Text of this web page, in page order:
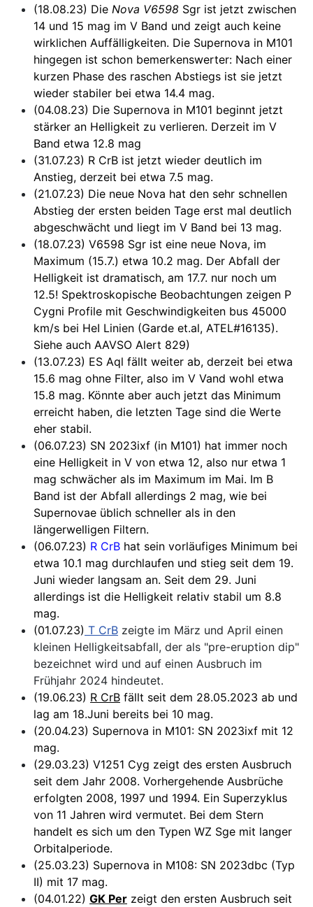
(18.08.23) Die Nova V6598 Sgr ist jetzt zwischen
14 und 15 mag im V Band und zeigt auch keine
wirklichen Auffälligkeiten. Die Supernova in M101
hingegen ist schon bemerkenswerter: Nach einer
kurzen Phase des raschen Abstiegs ist sie jetzt
wieder stabiler bei etwa 14.4 mag.
(04.08.23) Die Supernova in M101 beginnt jetzt
stärker an Helligkeit zu verlieren. Derzeit im V
Band etwa 12.8 mag
(31.07.23) R CrB ist jetzt wieder deutlich im
Anstieg, derzeit bei etwa 7.5 mag.
(21.07.23) Die neue Nova hat den sehr schnellen
Abstieg der ersten beiden Tage erst mal deutlich
abgeschwächt und liegt im V Band bei 13 mag.
(18.07.23) V6598 Sgr ist eine neue Nova, im
Maximum (15.7.) etwa 10.2 mag. Der Abfall der
Helligkeit ist dramatisch, am 17.7. nur noch um
12.5! Spektroskopische Beobachtungen zeigen P
Cygni Profile mit Geschwindigkeiten bus 45000
km/s bei HeI Linien (Garde et.al, ATEL#16135).
Siehe auch AAVSO Alert 829)
(13.07.23) ES Aql fällt weiter ab, derzeit bei etwa
15.6 mag ohne Filter, also im V Vand wohl etwa
15.8 mag. Könnte aber auch jetzt das Minimum
erreicht haben, die letzten Tage sind die Werte
eher stabil.
(06.07.23) SN 2023ixf (in M101) hat immer noch
eine Helligkeit in V von etwa 12, also nur etwa 1
mag schwächer als im Maximum im Mai. Im B
Band ist der Abfall allerdings 2 mag, wie bei
Supernovae üblich schneller als in den
längerwelligen Filtern.
(06.07.23) R CrB hat sein vorläufiges Minimum bei
etwa 10.1 mag durchlaufen und stieg seit dem 19.
Juni wieder langsam an. Seit dem 29. Juni
allerdings ist die Helligkeit relativ stabil um 8.8
mag.
(01.07.23) T CrB zeigte im März und April einen
kleinen Helligkeitsabfall, der als "pre-eruption dip"
bezeichnet wird und auf einen Ausbruch im
Frühjahr 2024 hindeutet.
(19.06.23) R CrB fällt seit dem 28.05.2023 ab und
lag am 18.Juni bereits bei 10 mag.
(20.04.23) Supernova in M101: SN 2023ixf mit 12
mag.
(29.03.23) V1251 Cyg zeigt des ersten Ausbruch
seit dem Jahr 2008. Vorhergehende Ausbrüche
erfolgten 2008, 1997 und 1994. Ein Superzyklus
von 11 Jahren wird vermutet. Bei dem Stern
handelt es sich um den Typen WZ Sge mit langer
Orbitalperiode.
(25.03.23) Supernova in M108: SN 2023dbc (Typ
II) mit 17 mag.
(04.01.22) GK Per zeigt den ersten Ausbruch seit